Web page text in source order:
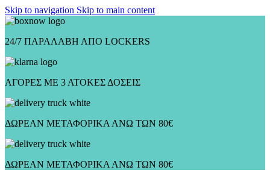
Skip to navigation Skip to main content
24/7 ΠΑΡΑΛΑΒΗ ΑΠΟ LOCKERS
ΑΓΟΡΕΣ ΜΕ 3 ΑΤΟΚΕΣ ΔΟΣΕΙΣ
ΔΩΡΕΑΝ ΜΕΤΑΦΟΡΙΚΑ ΑΝΩ ΤΩΝ 80€
ΔΩΡΕΑΝ ΜΕΤΑΦΟΡΙΚΑ ΑΝΩ ΤΩΝ 80€